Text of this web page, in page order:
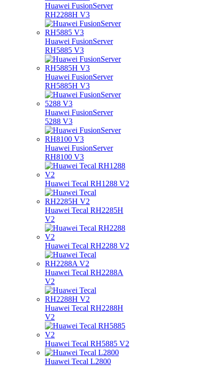
Huawei FusionServer
RH2288H V3
Huawei FusionServer
RH5885 V3
Huawei FusionServer
RH5885H V3
Huawei FusionServer
5288 V3
Huawei FusionServer
RH8100 V3
Huawei Tecal RH1288 V2
Huawei Tecal RH2285H
V2
Huawei Tecal RH2288 V2
Huawei Tecal RH2288A
V2
Huawei Tecal RH2288H
V2
Huawei Tecal RH5885 V2
Huawei Tecal L2800